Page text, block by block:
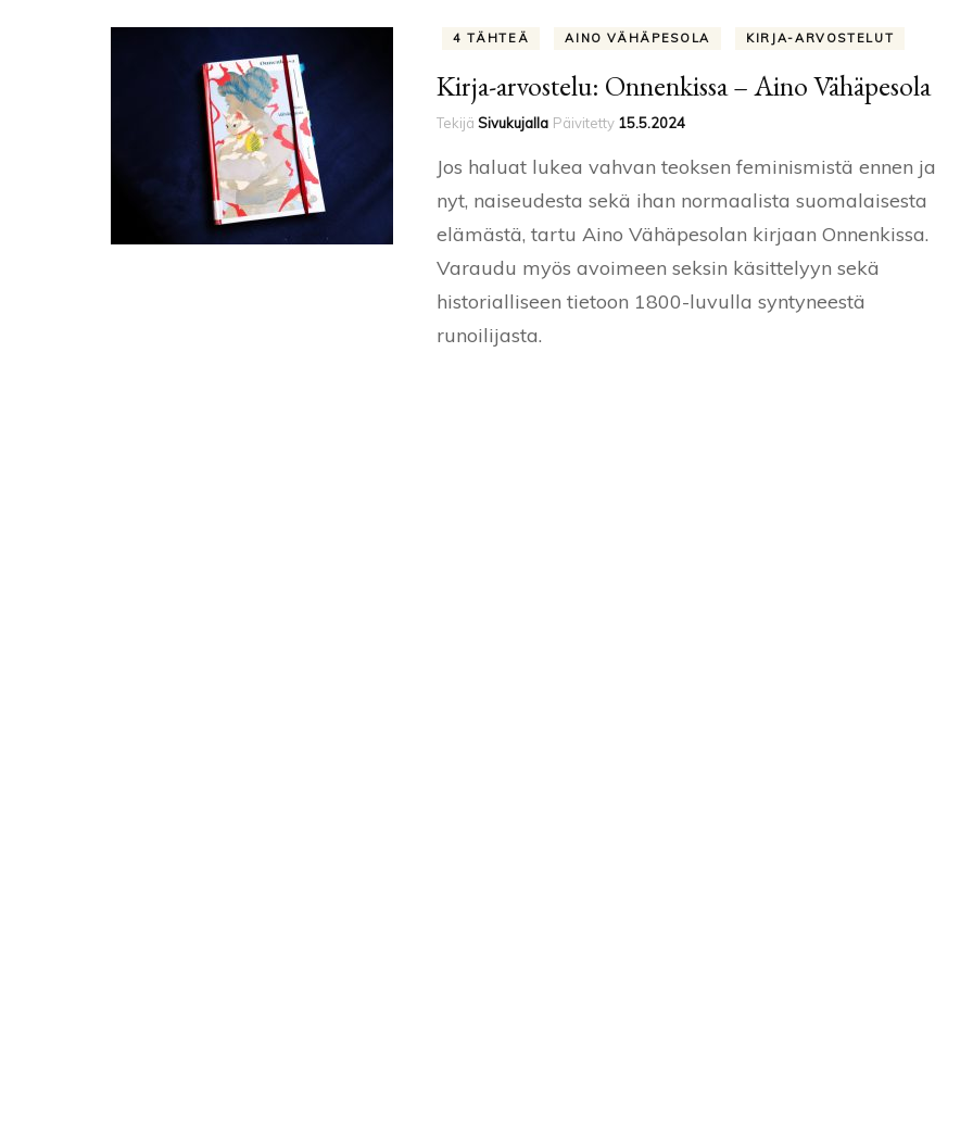
4 TÄHTEÄ AINO VÄHÄPESOLA KIRJA-ARVOSTELUT
Kirja-arvostelu: Onnenkissa – Aino Vähäpesola
Tekijä Sivukujalla Päivitetty 15.5.2024
Jos haluat lukea vahvan teoksen feminismistä ennen ja
nyt, naiseudesta sekä ihan normaalista suomalaisesta
elämästä, tartu Aino Vähäpesolan kirjaan Onnenkissa.
Varaudu myös avoimeen seksin käsittelyyn sekä
historialliseen tietoon 1800-luvulla syntyneestä
runoilijasta.